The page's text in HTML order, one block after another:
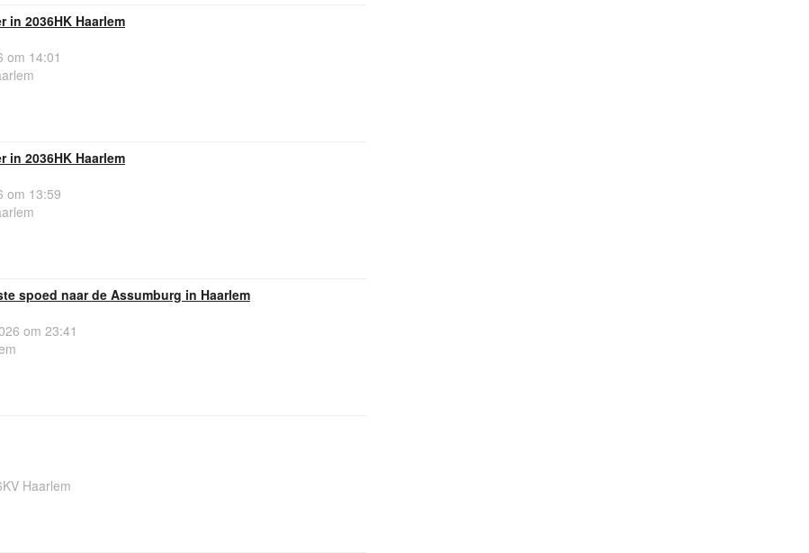
in 2036HK Haarlem
om 14:01
in 2036HK Haarlem
om 13:59
spoed naar de Assumburg in Haarlem
om 23:41
Haarlem